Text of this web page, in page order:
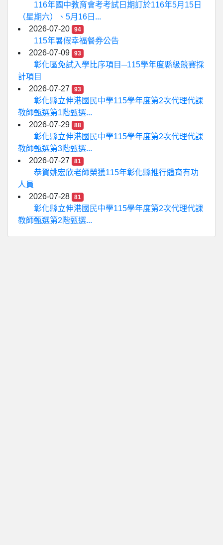
116年國中教育會考考試日期訂於116年5月15日
（星期六）、5月16日...
2026-07-20
94
115年暑假幸福餐券公告
2026-07-09
93
彰化區免試入學比序項目─115學年度縣級競賽採
計項目
2026-07-27
93
彰化縣立伸港國民中學115學年度第2次代理代課
教師甄選第1階甄選...
2026-07-29
88
彰化縣立伸港國民中學115學年度第2次代理代課
教師甄選第3階甄選...
2026-07-27
81
恭賀姚宏欣老師榮獲115年彰化縣推行體育有功
人員
2026-07-28
81
彰化縣立伸港國民中學115學年度第2次代理代課
教師甄選第2階甄選...